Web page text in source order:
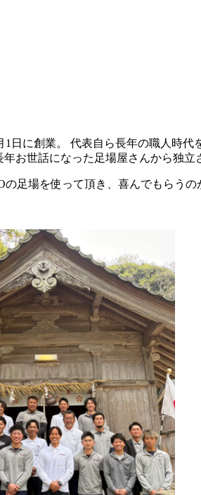
日に創業。 代表自ら長年の職人時代
お世話になった足場屋さんから独立
の足場を使って頂き、喜んでもらう